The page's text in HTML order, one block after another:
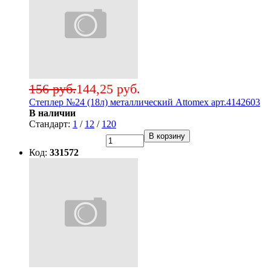
144,25 руб.
156 руб.
Степлер №24 (18л) металлический Attomex арт.4142603
В наличии
Стандарт: 1 / 12 / 120
В корзину
Код: 331572